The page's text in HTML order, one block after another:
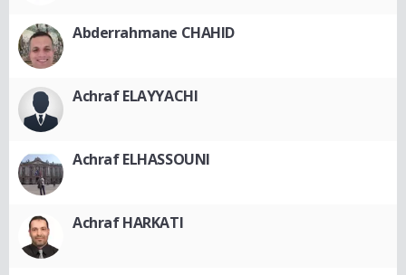
Abderrahmane CHAHID
Achraf ELAYYACHI
Achraf ELHASSOUNI
Achraf HARKATI